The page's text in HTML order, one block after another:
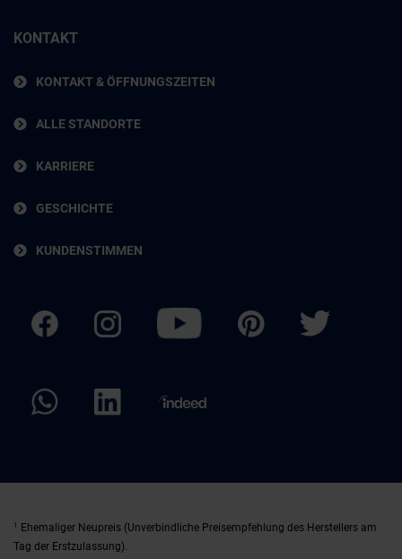
KONTAKT
KONTAKT & ÖFFNUNGSZEITEN
ALLE STANDORTE
KARRIERE
GESCHICHTE
KUNDENSTIMMEN
1
Ehemaliger Neupreis (Unverbindliche Preisempfehlung des Herstellers am
Tag der Erstzulassung).